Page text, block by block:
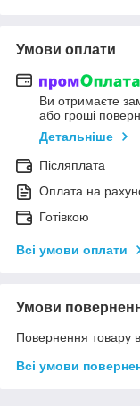
Умови оплати
Ви отримаєте
або гроші
Детальніше
Післяплата
Оплата на
Готівкою
Всі умови оплати
Умови
Повернення товару
Всі умови